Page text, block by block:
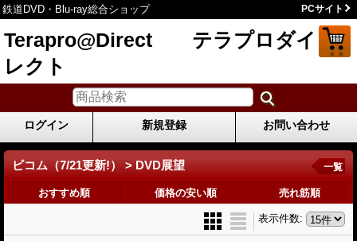
鉄道DVD・Blu-ray総合ショップ PCサイト
Terapro@Direct テラプロダイ
レクト
ログイン 新規登録 お問い合わせ
ビコム（7/21更新!） > DVD展望 一覧
おすすめ順 価格の安い順 売れ筋順
表示件数: